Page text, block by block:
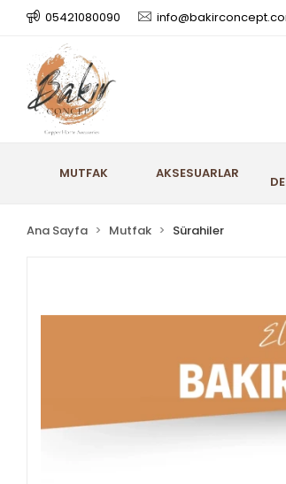
05421080090
MUTFAK AKSESUARLAR
Ana Sayfa Mutfak Sürahiler